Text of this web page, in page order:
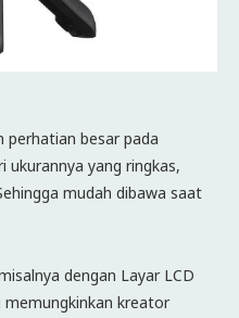
perhatian besar pada
ukurannya yang ringkas,
mudah dibawa saat
dengan Layar LCD
memungkinkan kreator